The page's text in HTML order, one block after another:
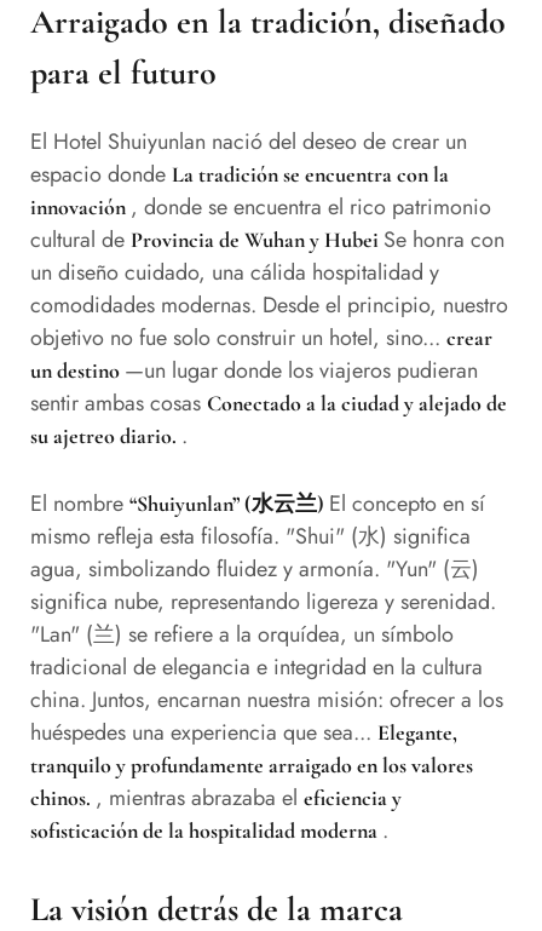
Arraigado en la tradición, diseñado
para el futuro
El Hotel Shuiyunlan nació del deseo de crear un
espacio donde La tradición se encuentra con la
innovación , donde se encuentra el rico patrimonio
cultural de Provincia de Wuhan y Hubei Se honra con
un diseño cuidado, una cálida hospitalidad y
comodidades modernas. Desde el principio, nuestro
objetivo no fue solo construir un hotel, sino... crear
un destino —un lugar donde los viajeros pudieran
sentir ambas cosas Conectado a la ciudad y alejado de
su ajetreo diario. .
El nombre “Shuiyunlan” (水云兰) El concepto en sí
mismo refleja esta filosofía. "Shui" (水) significa
agua, simbolizando fluidez y armonía. "Yun" (云)
significa nube, representando ligereza y serenidad.
"Lan" (兰) se refiere a la orquídea, un símbolo
tradicional de elegancia e integridad en la cultura
china. Juntos, encarnan nuestra misión: ofrecer a los
huéspedes una experiencia que sea... Elegante,
tranquilo y profundamente arraigado en los valores
chinos. , mientras abrazaba el eficiencia y
sofisticación de la hospitalidad moderna .
La visión detrás de la marca